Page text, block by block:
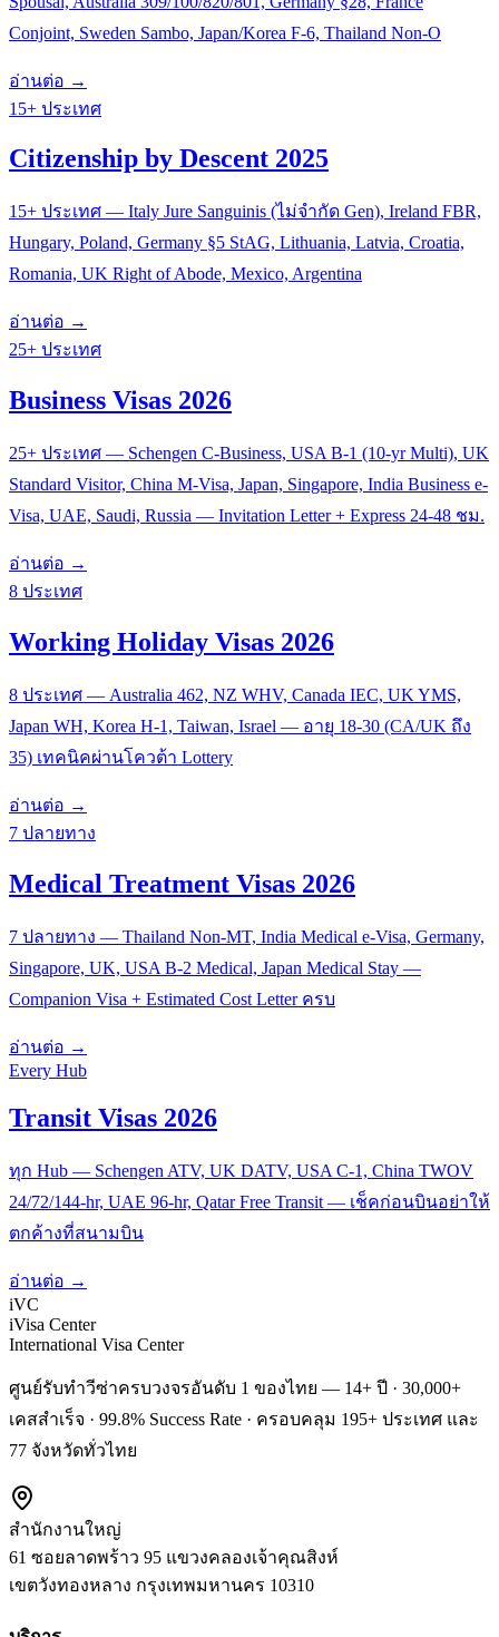
Conjoint, Sweden Sambo, Japan/Korea F-6, Thailand Non-O
อ่านต่อ →
15+ ประเทศ
Citizenship by Descent 2025
15+ ประเทศ — Italy Jure Sanguinis (ไม่จำกัด Gen), Ireland FBR,
Hungary, Poland, Germany §5 StAG, Lithuania, Latvia, Croatia,
Romania, UK Right of Abode, Mexico, Argentina
อ่านต่อ →
25+ ประเทศ
Business Visas 2026
25+ ประเทศ — Schengen C-Business, USA B-1 (10-yr Multi), UK
Standard Visitor, China M-Visa, Japan, Singapore, India Business e-
Visa, UAE, Saudi, Russia — Invitation Letter + Express 24-48 ชม.
อ่านต่อ →
8 ประเทศ
Working Holiday Visas 2026
8 ประเทศ — Australia 462, NZ WHV, Canada IEC, UK YMS,
Japan WH, Korea H-1, Taiwan, Israel — อายุ 18-30 (CA/UK ถึง
35) เทคนิคผ่านโควต้า Lottery
อ่านต่อ →
7 ปลายทาง
Medical Treatment Visas 2026
7 ปลายทาง — Thailand Non-MT, India Medical e-Visa, Germany,
Singapore, UK, USA B-2 Medical, Japan Medical Stay —
Companion Visa + Estimated Cost Letter ครบ
อ่านต่อ →
Every Hub
Transit Visas 2026
ทุก Hub — Schengen ATV, UK DATV, USA C-1, China TWOV
24/72/144-hr, UAE 96-hr, Qatar Free Transit — เช็คก่อนบินอย่าให้
ตกค้างที่สนามบิน
อ่านต่อ →
iVC
iVisa Center
International Visa Center
ศูนย์รับทำวีซ่าครบวงจรอันดับ 1 ของไทย — 14+ ปี · 30,000+
เคสสำเร็จ · 99.8% Success Rate · ครอบคลุม 195+ ประเทศ และ
77 จังหวัดทั่วไทย
สำนักงานใหญ่
61 ซอยลาดพร้าว 95 แขวงคลองเจ้าคุณสิงห์
เขตวังทองหลาง กรุงเทพมหานคร 10310